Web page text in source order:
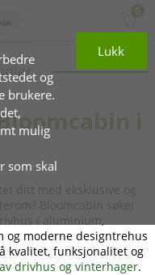
og
brukere.
mulig
som skal
Lukk
0
i
ditt med eksklusive og
Bloomcabin søker
i aluminium,
moderne designtrehus
kvalitet, funksjonalitet og
drivhus og vinterhager.